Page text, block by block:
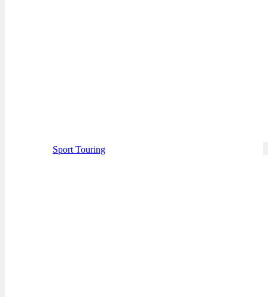
Sport Touring